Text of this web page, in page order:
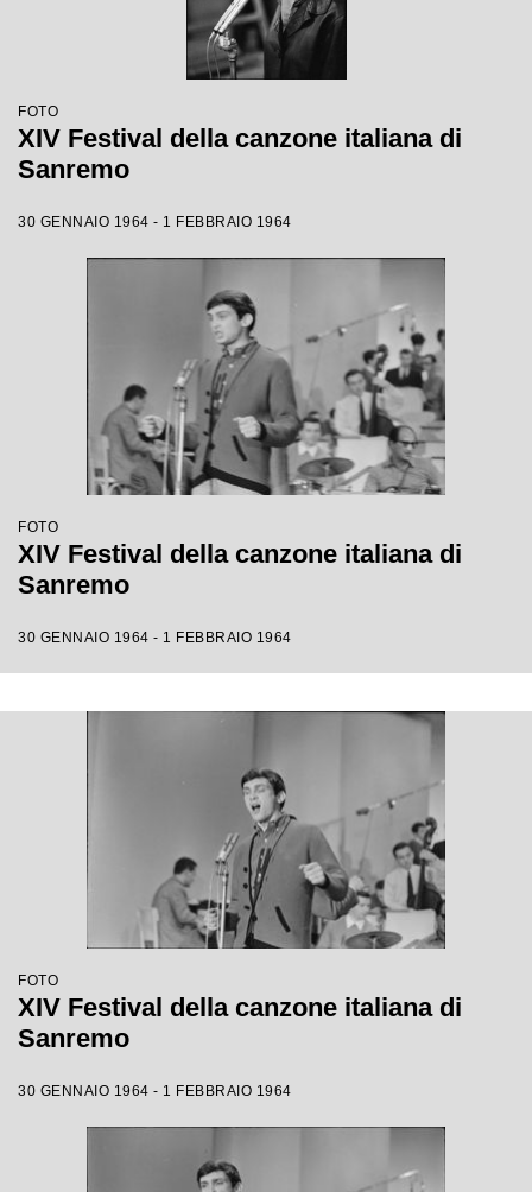
FOTO
XIV Festival della canzone italiana di
Sanremo
30 GENNAIO 1964 - 1 FEBBRAIO 1964
FOTO
XIV Festival della canzone italiana di
Sanremo
30 GENNAIO 1964 - 1 FEBBRAIO 1964
FOTO
XIV Festival della canzone italiana di
Sanremo
30 GENNAIO 1964 - 1 FEBBRAIO 1964